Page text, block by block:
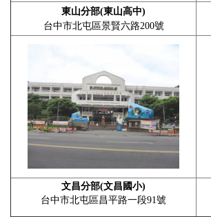
東山分部(東山高中)
台中市北屯區景賢六路200號
文昌分部(文昌國小)
台中市北屯區昌平路一段91號